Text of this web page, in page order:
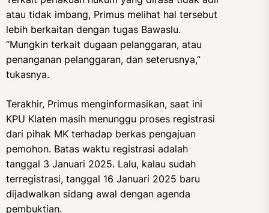
atau tidak imbang, Primus melihat hal tersebut
lebih berkaitan dengan tugas Bawaslu.
“Mungkin terkait dugaan pelanggaran, atau
penanganan pelanggaran, dan seterusnya,”
tukasnya.
Terakhir, Primus menginformasikan, saat ini
KPU Klaten masih menunggu proses registrasi
dari pihak MK terhadap berkas pengajuan
pemohon. Batas waktu registrasi adalah
tanggal 3 Januari 2025. Lalu, kalau sudah
terregistrasi, tanggal 16 Januari 2025 baru
dijadwalkan sidang awal dengan agenda
pembuktian.